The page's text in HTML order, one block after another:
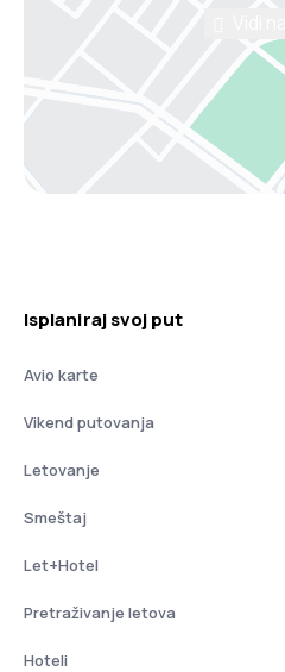
Isplaniraj svoj put
Avio karte
Vikend putovanja
Letovanje
Smeštaj
Let+Hotel
Pretraživanje letova
Hoteli